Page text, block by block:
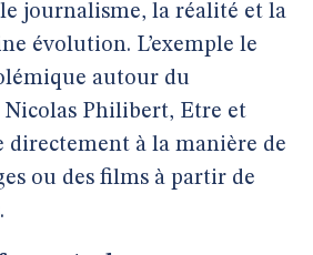
journalisme, la réalité et la
évolution. L’exemple le
autour du
Philibert, Etre et
directement à la manière de
ou des films à partir de